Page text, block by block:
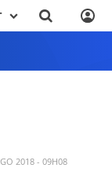
2018 - 09H08